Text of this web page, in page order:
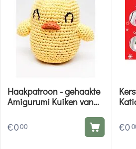
Haakpatroon - gehaakte
Amigurumi Kuiken van
patroon
€000 €0